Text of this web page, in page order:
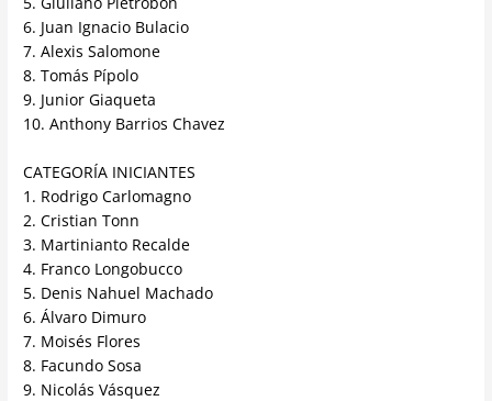
6. Juan Ignacio Bulacio
7. Alexis Salomone
8. Tomás Pípolo
9. Junior Giaqueta
10. Anthony Barrios Chavez
CATEGORÍA INICIANTES
1. Rodrigo Carlomagno
2. Cristian Tonn
3. Martinianto Recalde
4. Franco Longobucco
5. Denis Nahuel Machado
6. Álvaro Dimuro
7. Moisés Flores
8. Facundo Sosa
9. Nicolás Vásquez